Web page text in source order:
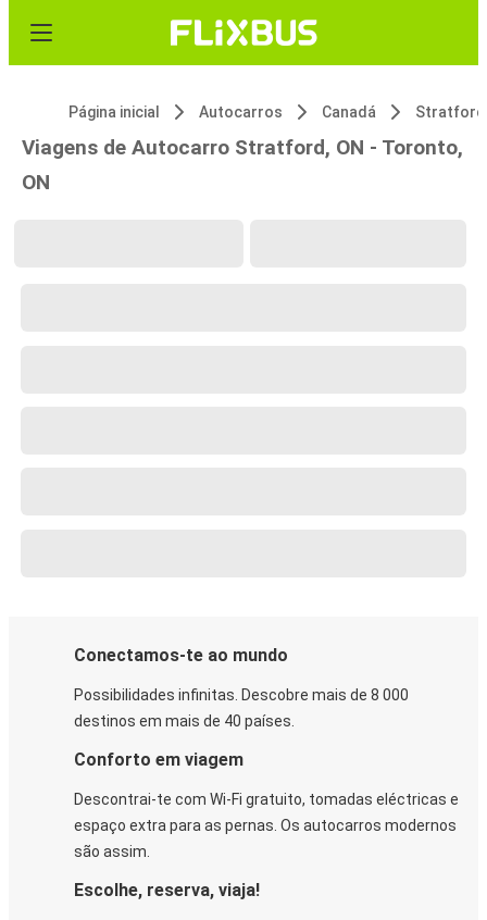
Página inicial Autocarros Canadá
Viagens de Autocarro Stratford, ON - Toronto,
ON
Conectamos-te ao mundo
Possibilidades infinitas. Descobre mais de 8 000
destinos em mais de 40 países.
Conforto em viagem
Descontrai-te com Wi-Fi gratuito, tomadas eléctricas e
espaço extra para as pernas. Os autocarros modernos
são assim.
Escolhe, reserva, viaja!